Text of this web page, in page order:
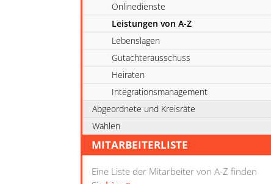
Onlinedienste
Leistungen von A-Z
Lebenslagen
Gutachterausschuss
Heiraten
Integrationsmanagement
Abgeordnete und Kreisräte
Wahlen
MITARBEITERLISTE
Eine Liste der Mitarbeiter von A-Z finden